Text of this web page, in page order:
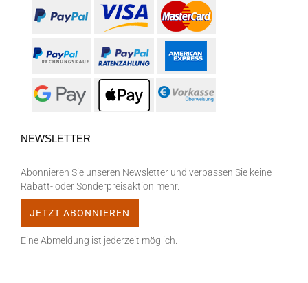
NEWSLETTER
Abonnieren Sie unseren Newsletter und verpassen Sie keine
Rabatt- oder Sonderpreisaktion mehr.
Eine Abmeldung ist jederzeit möglich.